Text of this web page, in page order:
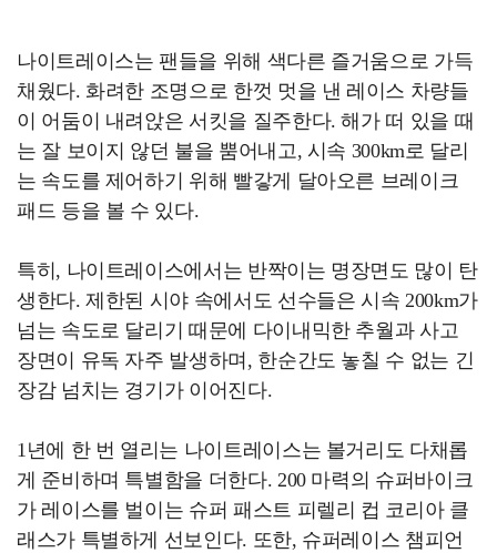
나이트레이스는 팬들을 위해 색다른 즐거움으로 가득
채웠다. 화려한 조명으로 한껏 멋을 낸 레이스 차량들
이 어둠이 내려앉은 서킷을 질주한다. 해가 떠 있을 때
는 잘 보이지 않던 불을 뿜어내고, 시속 300km로 달리
는 속도를 제어하기 위해 빨갛게 달아오른 브레이크
패드 등을 볼 수 있다.
특히, 나이트레이스에서는 반짝이는 명장면도 많이 탄
생한다. 제한된 시야 속에서도 선수들은 시속 200km가
넘는 속도로 달리기 때문에 다이내믹한 추월과 사고
장면이 유독 자주 발생하며, 한순간도 놓칠 수 없는 긴
장감 넘치는 경기가 이어진다.
1년에 한 번 열리는 나이트레이스는 볼거리도 다채롭
게 준비하며 특별함을 더한다. 200 마력의 슈퍼바이크
가 레이스를 벌이는 슈퍼 패스트 피렐리 컵 코리아 클
래스가 특별하게 선보인다. 또한, 슈퍼레이스 챔피언